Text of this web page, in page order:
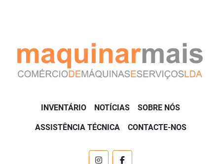
INVENTÁRIO NOTÍCIAS SOBRE NÓS
ASSISTÊNCIA TÉCNICA CONTACTE-NOS